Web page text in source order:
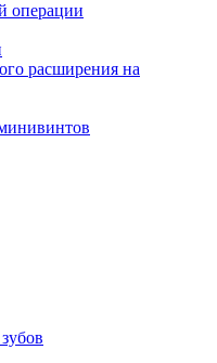
операции
расширения на